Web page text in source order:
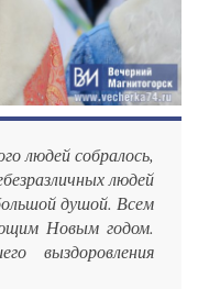
людей собралось,
людей
душой. Всем
Новым годом.
выздоровления